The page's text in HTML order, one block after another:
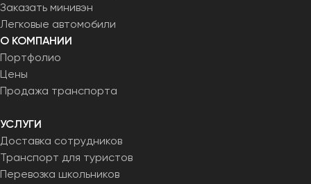
Заказать минивэн
Легковые автомобили
О КОМПАНИИ
Портфолио
Цены
Продажа транспорта
УСЛУГИ
Доставка сотрудников
Транспорт для туристов
Перевозка школьников